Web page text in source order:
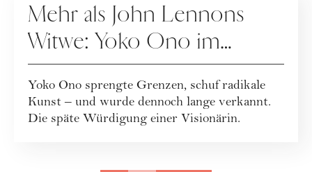
Mehr als John Lennons
Witwe: Yoko Ono im
Porträt
Yoko Ono sprengte Grenzen, schuf radikale
Kunst – und wurde dennoch lange verkannt.
Die späte Würdigung einer Visionärin.